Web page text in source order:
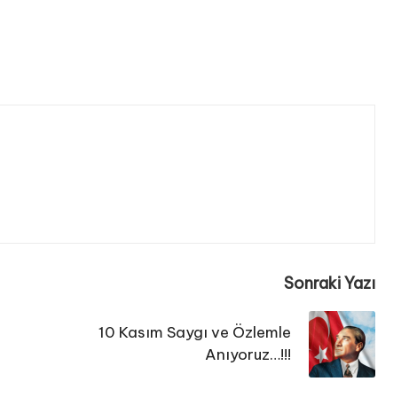
Sonraki Yazı
10 Kasım Saygı ve Özlemle
Anıyoruz…!!!